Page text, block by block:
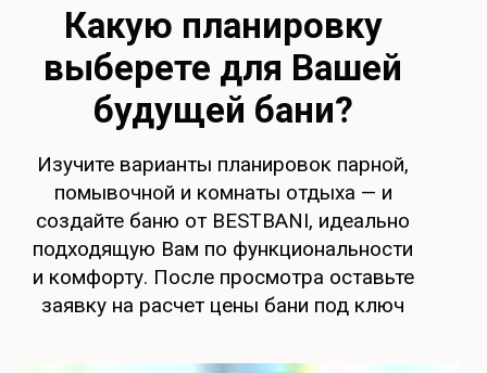
Изучите варианты планировок парной,
помывочной и комнаты отдыха — и
создайте баню от BESTBANI, идеально
подходящую Вам по функциональности
и комфорту. После просмотра оставьте
заявку на расчет цены бани под ключ
Какую планировку
выберете для Вашей
будущей бани?